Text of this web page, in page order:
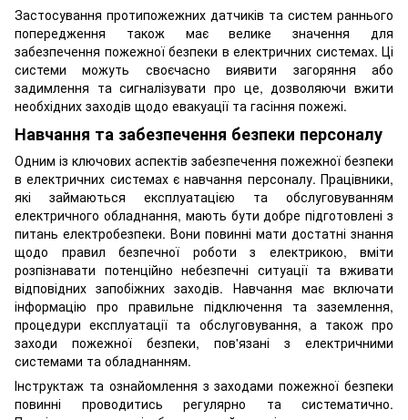
Застосування протипожежних датчиків та систем раннього
попередження також має велике значення для
забезпечення пожежної безпеки в електричних системах. Ці
системи можуть своєчасно виявити загоряння або
задимлення та сигналізувати про це, дозволяючи вжити
необхідних заходів щодо евакуації та гасіння пожежі.
Навчання та забезпечення безпеки персоналу
Одним із ключових аспектів забезпечення пожежної безпеки
в електричних системах є навчання персоналу. Працівники,
які займаються експлуатацією та обслуговуванням
електричного обладнання, мають бути добре підготовлені з
питань електробезпеки. Вони повинні мати достатні знання
щодо правил безпечної роботи з електрикою, вміти
розпізнавати потенційно небезпечні ситуації та вживати
відповідних запобіжних заходів. Навчання має включати
інформацію про правильне підключення та заземлення,
процедури експлуатації та обслуговування, а також про
заходи пожежної безпеки, пов'язані з електричними
системами та обладнанням.
Інструктаж та ознайомлення з заходами пожежної безпеки
повинні проводитись регулярно та систематично.